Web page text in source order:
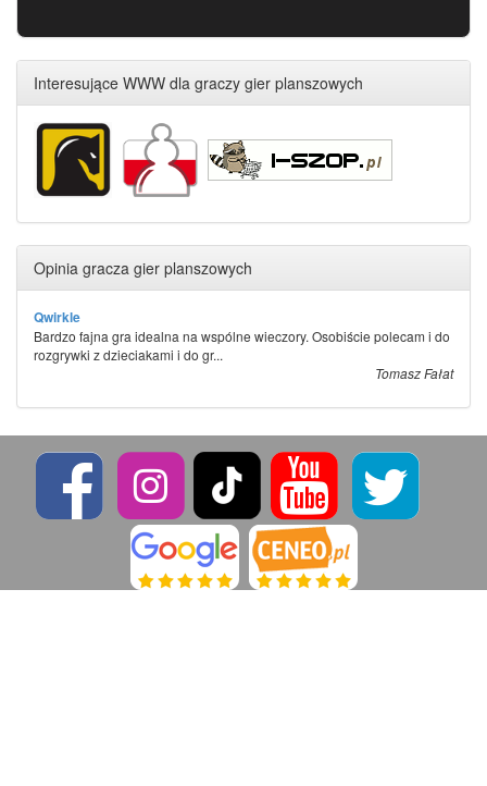
Interesujące WWW dla graczy gier planszowych
Opinia gracza gier planszowych
Qwirkle
Bardzo fajna gra idealna na wspólne wieczory. Osobiście polecam i do
rozgrywki z dzieciakami i do gr...
Tomasz Fałat